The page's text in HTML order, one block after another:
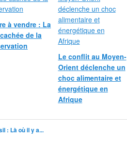
à vendre : La
de la
Le conflit au Moyen-
Orient déclenche un
choc alimentaire et
énergétique en
Afrique
: Là où il y a...